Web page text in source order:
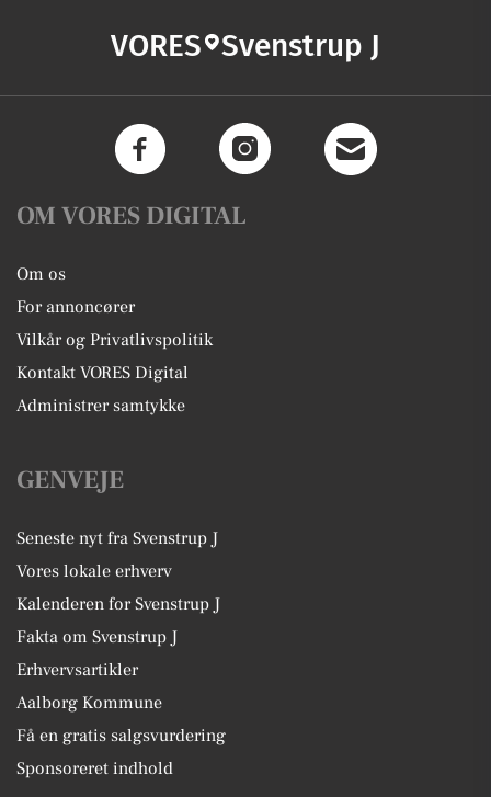
VORES Svenstrup J
OM VORES DIGITAL
Om os
For annoncører
Vilkår og Privatlivspolitik
Kontakt VORES Digital
Administrer samtykke
GENVEJE
Seneste nyt fra Svenstrup J
Vores lokale erhverv
Kalenderen for Svenstrup J
Fakta om Svenstrup J
Erhvervsartikler
Aalborg Kommune
Få en gratis salgsvurdering
Sponsoreret indhold